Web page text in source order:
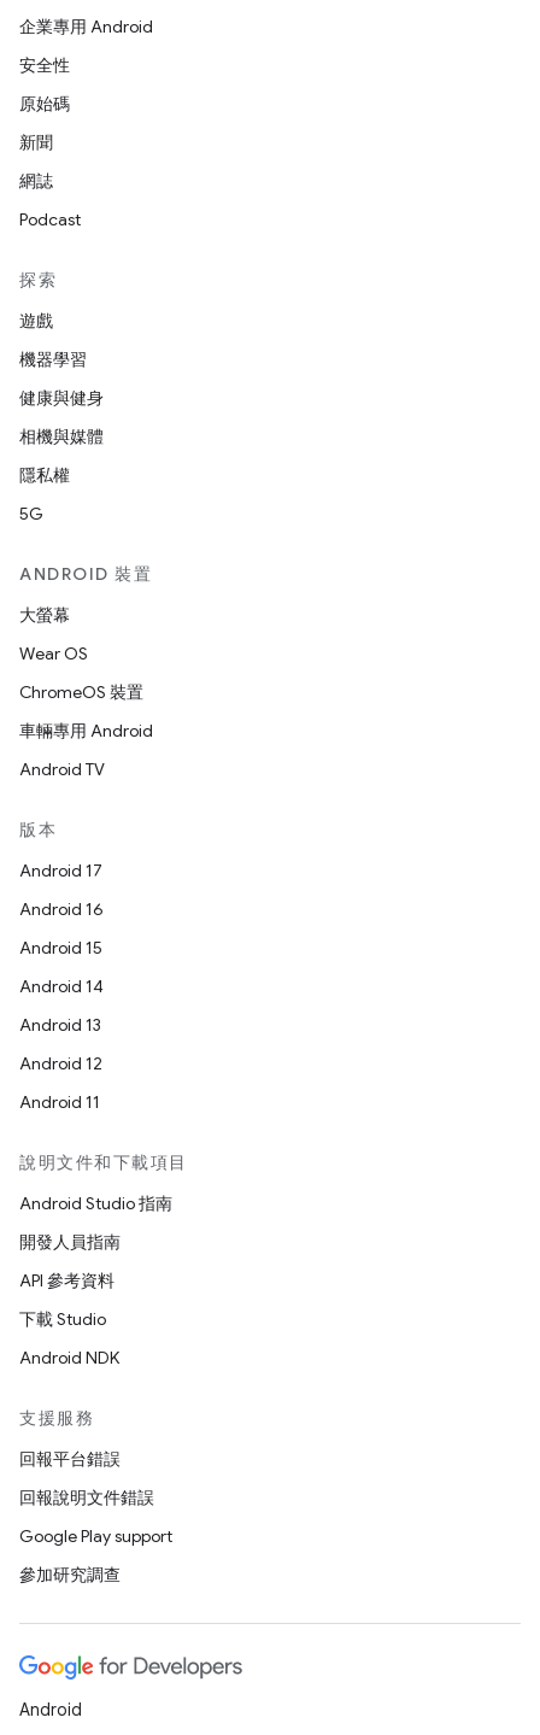
企業專用 Android
安全性
原始碼
新聞
網誌
Podcast
探索
遊戲
機器學習
健康與健身
相機與媒體
隱私權
5G
ANDROID 裝置
大螢幕
Wear OS
ChromeOS 裝置
車輛專用 Android
Android TV
版本
Android 17
Android 16
Android 15
Android 14
Android 13
Android 12
Android 11
說明文件和下載項目
Android Studio 指南
開發人員指南
API 參考資料
下載 Studio
Android NDK
支援服務
回報平台錯誤
回報說明文件錯誤
Google Play support
參加研究調查
Android